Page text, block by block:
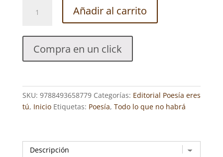
NO
HABRÁ
–
ÁLVAREZ
cantidad
Añadir al carrito
Compra en un click
SKU: 9788493658779 Categorías: Editorial Poesía eres
tú, Inicio Etiquetas: Poesía, Todo lo que no habrá